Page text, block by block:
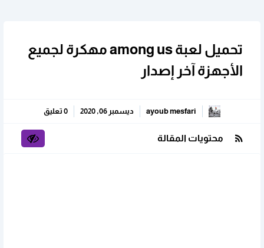
تحميل لعبة among us مهكرة لجميع
الأجهزة آخر إصدار
ayoub mesfari ديسمبر 06, 2020 0 تعليق
محتويات المقالة